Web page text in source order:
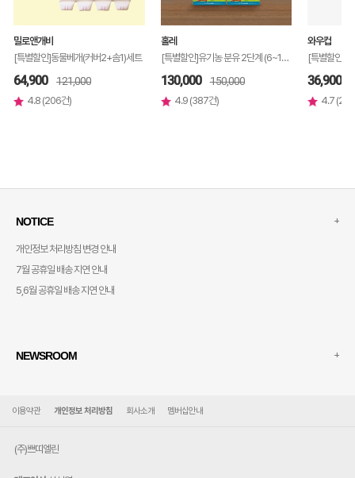
밀로앤개비
[특별할인]동물베개(커버2+솜1)세트
64,900 121,000
4.8 (206건)
홀레
[특별할인]유기농 분유 2단계 (6~12개월) 500g, 5개
130,000 150,000
4.9 (387건)
와우컵
36,900
4.7 (20
NOTICE
개인정보 처리방침 변경 안내
7월 공휴일 배송 지연 안내
5,6월 공휴일 배송 지연 안내
+
NEWSROOM +
이용약관 개인정보 처리방침 회사소개 멤버십안내
(주)쁘띠엘린